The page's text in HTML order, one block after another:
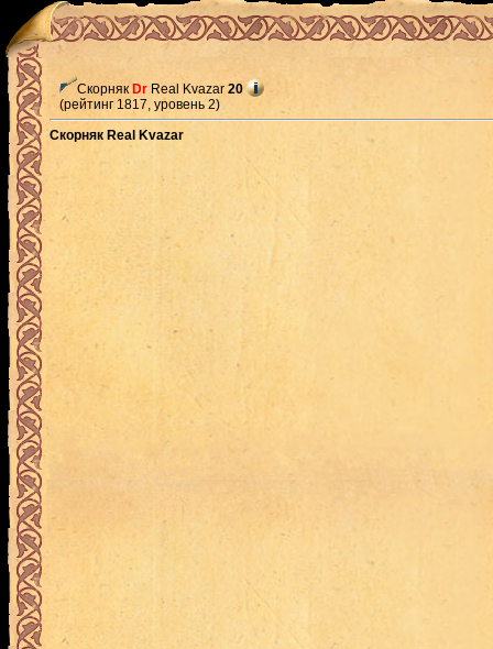
Скорняк Dr Real Kvazar 20
(рейтинг 1817, уровень 2)
Скорняк Real Kvazar